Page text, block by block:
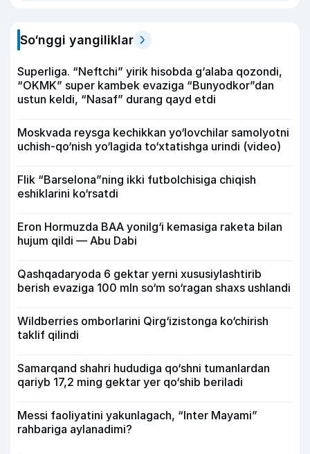
So‘nggi yangiliklar
Superliga. “Neftchi” yirik hisobda g‘alaba qozondi,
“OKMK” super kambek evaziga “Bunyodkor”dan
ustun keldi, “Nasaf” durang qayd etdi
Moskvada reysga kechikkan yo‘lovchilar samolyotni
uchish-qo‘nish yo‘lagida to‘xtatishga urindi (video)
Flik “Barselona”ning ikki futbolchisiga chiqish
eshiklarini ko‘rsatdi
Eron Hormuzda BAA yonilg‘i kemasiga raketa bilan
hujum qildi — Abu Dabi
Qashqadaryoda 6 gektar yerni xususiylashtirib
berish evaziga 100 mln so‘m so‘ragan shaxs ushlandi
Wildberries omborlarini Qirg‘izistonga ko‘chirish
taklif qilindi
Samarqand shahri hududiga qo‘shni tumanlardan
qariyb 17,2 ming gektar yer qo‘shib beriladi
Messi faoliyatini yakunlagach, “Inter Mayami”
rahbariga aylanadimi?